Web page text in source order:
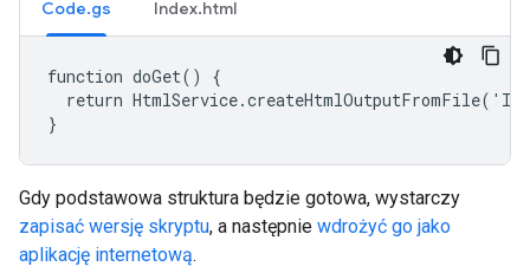
Code.gs Index.html
function doGet() {
return
}
Gdy podstawowa struktura będzie gotowa, wystarczy
zapisać wersję skryptu, a następnie wdrożyć go jako
aplikację internetową.